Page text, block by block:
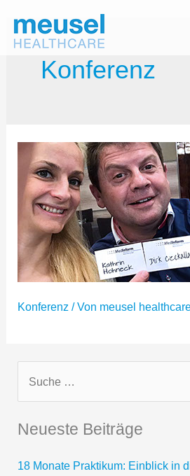
Inhalt
springen
Konferenz
Konferenz / Von meusel
h
e
Neueste Beiträge
18 Monate Praktikum: Einblick in